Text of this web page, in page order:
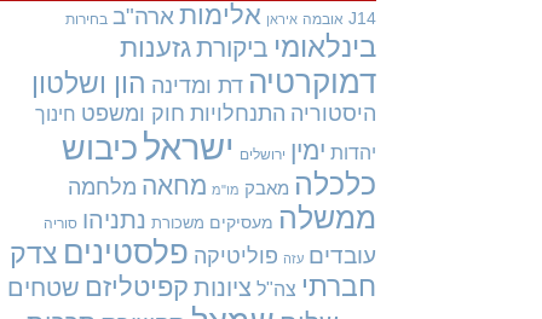
J14 אובמה איראן אלימות ארה"ב בחירות
בינלאומיביקורתגזענות
דמוקרטיה דת ומדינההון ושלטון
היסטוריה התנחלויות חוק ומשפט חינוך
יהדות ימין ירושלים ישראלכיבוש
כלכלה מאבק מו"מ מחאהמלחמה
ממשלה מעסיקים משכורת נתניהו סוריה
עובדים עזה פוליטיקה פלסטיניםצדק
חברתי צה"ל ציונותקפיטליזםשטחים